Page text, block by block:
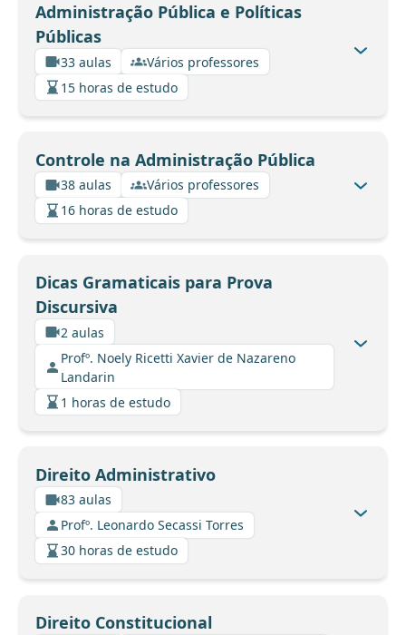
Administração Pública e Políticas
Públicas
33 aulas
Vários professores
15 horas de estudo
Controle na Administração Pública
38 aulas
Vários professores
16 horas de estudo
Dicas Gramaticais para Prova
Discursiva
2 aulas
Profº. Noely Ricetti Xavier de Nazareno
Landarin
1 horas de estudo
Direito Administrativo
83 aulas
Profº. Leonardo Secassi Torres
30 horas de estudo
Direito Constitucional